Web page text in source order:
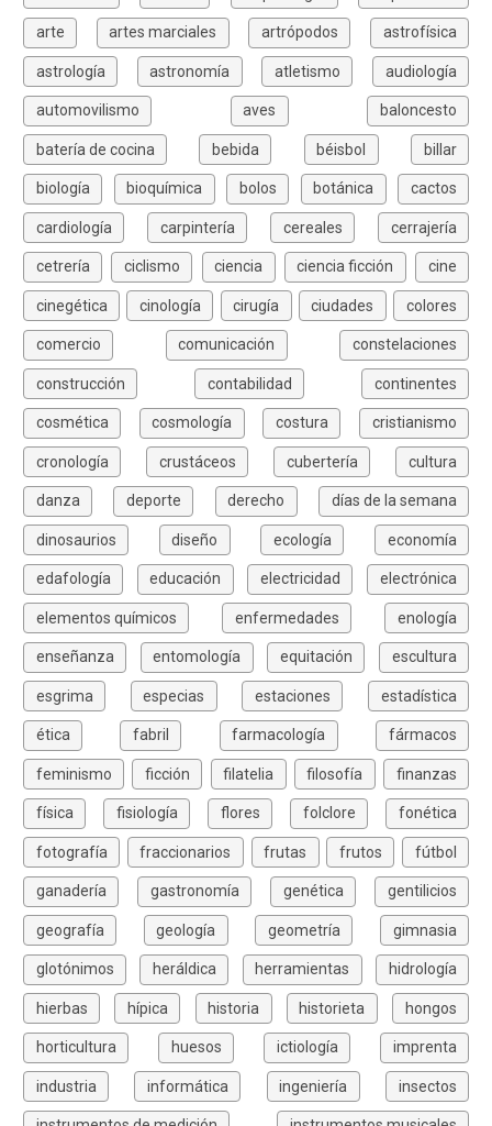
arte artes marciales artrópodos astrofísica
astrología astronomía atletismo audiología
automovilismo aves baloncesto
batería de cocina bebida béisbol billar
biología bioquímica bolos botánica cactos
cardiología carpintería cereales cerrajería
cetrería ciclismo ciencia ciencia ficción cine
cinegética cinología cirugía ciudades colores
comercio comunicación constelaciones
construcción contabilidad continentes
cosmética cosmología costura cristianismo
cronología crustáceos cubertería cultura
danza deporte derecho días de la semana
dinosaurios diseño ecología economía
edafología educación electricidad electrónica
elementos químicos enfermedades enología
enseñanza entomología equitación escultura
esgrima especias estaciones estadística
ética fabril farmacología fármacos
feminismo ficción filatelia filosofía finanzas
física fisiología flores folclore fonética
fotografía fraccionarios frutas frutos fútbol
ganadería gastronomía genética gentilicios
geografía geología geometría gimnasia
glotónimos heráldica herramientas hidrología
hierbas hípica historia historieta hongos
horticultura huesos ictiología imprenta
industria informática ingeniería insectos